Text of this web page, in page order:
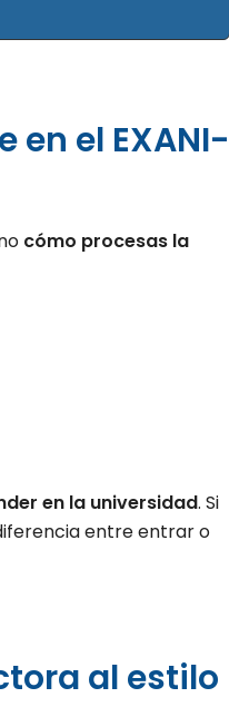
en el EXANI-
cómo procesas la
en la universidad. Si
entre entrar o
al estilo